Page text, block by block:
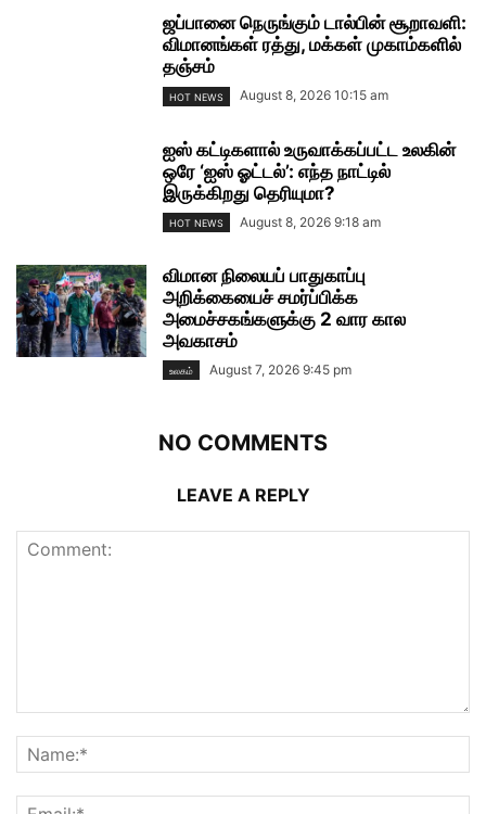
ஜப்பானை நெருங்கும் டால்பின் சூறாவளி:
விமானங்கள் ரத்து, மக்கள் முகாம்களில்
தஞ்சம்
HOT NEWS August 8, 2026 10:15 am
ஐஸ் கட்டிகளால் உருவாக்கப்பட்ட உலகின்
ஒரே ‘ஐஸ் ஓட்டல்’: எந்த நாட்டில்
இருக்கிறது தெரியுமா?
HOT NEWS August 8, 2026 9:18 am
விமான நிலையப் பாதுகாப்பு
அறிக்கையைச் சமர்ப்பிக்க
அமைச்சகங்களுக்கு 2 வார கால
அவகாசம்
உலகம் August 7, 2026 9:45 pm
NO COMMENTS
LEAVE A REPLY